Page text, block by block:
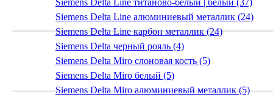
Siemens Delta Line титаново-белый | белый (37)
Siemens Delta Line алюминиевый металлик (24)
Siemens Delta Line карбон металлик (24)
Siemens Delta черный рояль (4)
Siemens Delta Miro слоновая кость (5)
Siemens Delta Miro белый (5)
Siemens Delta Miro алюминиевый металлик (5)